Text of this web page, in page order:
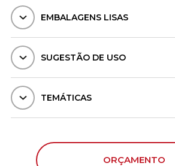
EMBALAGENS LISAS
SUGESTÃO DE USO
TEMÁTICAS
ORÇAMENTO